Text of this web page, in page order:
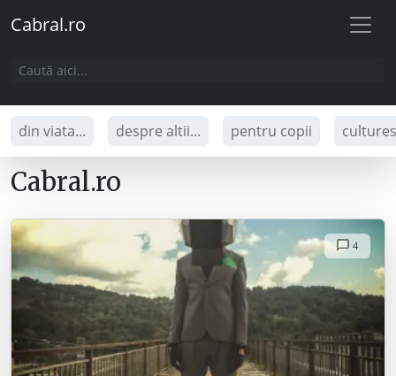
Cabral.ro
din viata... despre altii... pentru copii
Cabral.ro
4